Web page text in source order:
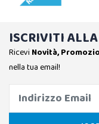
ISCRIVITI
Ricevi Novità,
nella tua email!